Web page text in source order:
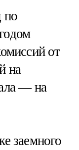
по
от
на
— на
заемного